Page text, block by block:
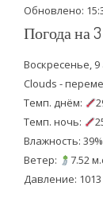
Обновлено:
Погода на
Воскресенье, 9
Clouds -
Темп. днём:
Темп. ночь:
Влажность: 39%
Ветер:
7.52
Давление: